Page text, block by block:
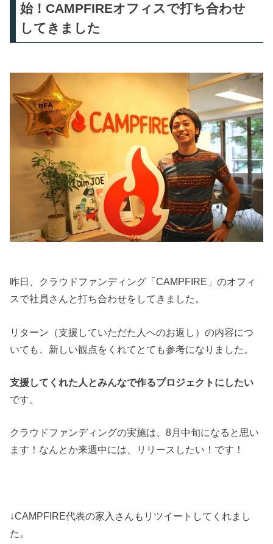
始！CAMPFIREオフィスで打ち合わせ
してきました
昨日、クラウドファンディング「CAMPFIRE」のオフィ
スで社員さんと打ち合わせをしてきました。
リターン（支援していただた人へのお返し）の内容につ
いても、新しい観点をくれてとても参考になりました。
支援してくれた人とみんなで作るプロジェクトにしたい
です。
クラウドファンディングの実施は、8月中旬になると思い
ます！なんとか来週中には、リリースしたい！です！
↓CAMPFIRE代表の家入さんもリツイートしてくれまし
た。